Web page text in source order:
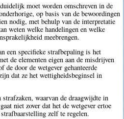
moet worden omschreven in de
op basis van de bewoordingen
nodig, met behulp van de interpretatie
weten welke handelingen en welke
meebrengen.
een specifieke strafbepaling is het
de elementen eigen aan de misdrijven
door de wetgever gehanteerde
dat ze het wettigheidsbeginsel in
waarvan de draagwijdte in
niet zover dat het de wetgever ertoe
zelf te regelen.